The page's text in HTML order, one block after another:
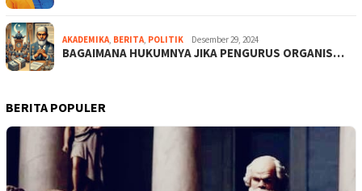
AKADEMIKA, BERITA, POLITIK Desember 29, 2024
BAGAIMANA HUKUMNYA JIKA PENGURUS ORGANIS…
BERITA POPULER